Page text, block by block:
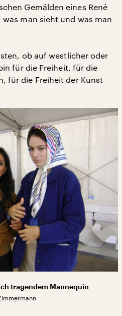
Gemälden eines René
man sieht und was man
ob auf westlicher oder
für die Freiheit, für die
für die Freiheit der Kunst
tragendem Mannequin